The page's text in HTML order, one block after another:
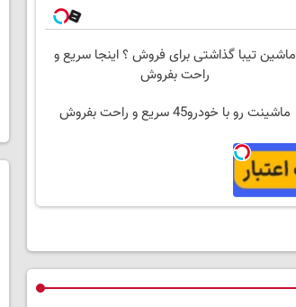
ماشین تیبا گذاشتی برای فروش ؟ اینجا سریع و
راحت بفروش
ماشینت رو با خودرو45 سریع و راحت بفروش